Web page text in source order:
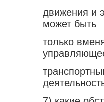
движения и
может быть
только